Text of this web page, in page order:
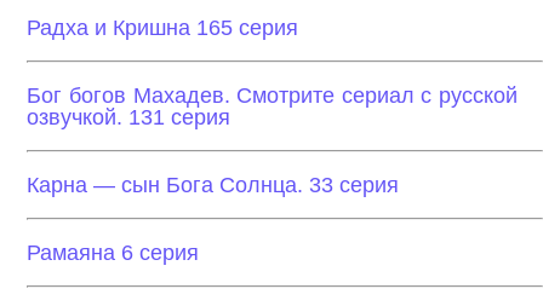
Радха и Кришна 165 серия
Бог богов Махадев. Смотрите сериал с русской
озвучкой. 131 серия
Карна — сын Бога Солнца. 33 серия
Рамаяна 6 серия